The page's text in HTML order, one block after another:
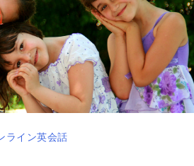
ライン英会話